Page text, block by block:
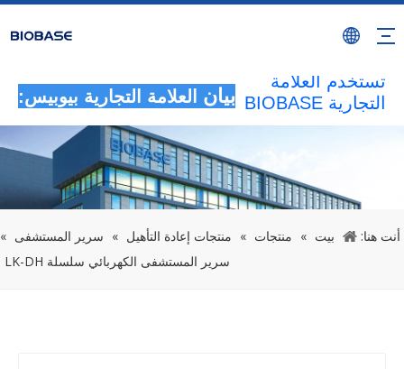
بيان العلامة التجارية بيوبيس:
سيتم اعتبار جميع
الأنشطة غير
تستخدم العلامة
التجارية BIOBASE
بمثابة انتهاك غير
بالتحقيق في
المسؤولية
القانونية.
20240510
أنت هنا: بيت » منتجات » منتجات إعادة التأهيل » سرير المستشفى »
سرير المستشفى الكهربائي سلسلة LK-DH